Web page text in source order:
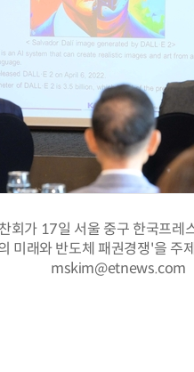
회가 17일 서울 중구 한국프레
미래와 반도체 패권경쟁'을 주
mskim@etnews.com